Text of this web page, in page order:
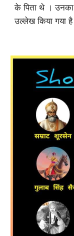
के पिता थे । उनका
उल्लेख किया गया